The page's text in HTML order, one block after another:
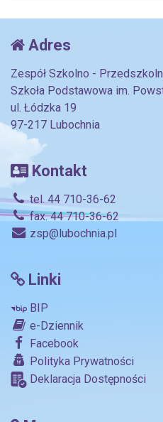
Adres
Zespół Szkolno -
Szkoła Podstawowa im.
ul. Łódzka 19
97-217 Lubochnia
Kontakt
tel. 44 710-36-62
fax. 44 710-36-62
zsp@lubochnia.pl
Linki
BIP
e-Dziennik
Facebook
Polityka Prywatności
Deklaracja Dostępności